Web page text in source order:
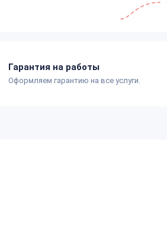
Гарантия на работы
Оформляем гарантию на все услуги.